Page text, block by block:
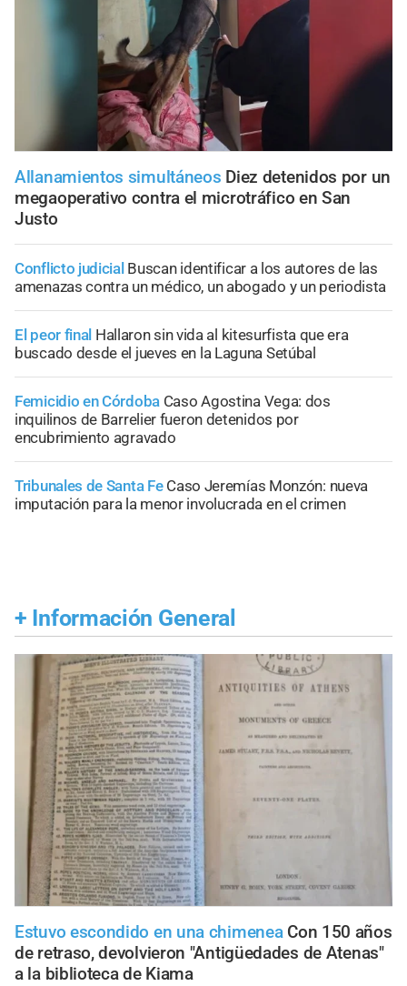
Allanamientos simultáneos Diez detenidos por un
megaoperativo contra el microtráfico en San
Justo
Conflicto judicial Buscan identificar a los autores de las
amenazas contra un médico, un abogado y un periodista
El peor final Hallaron sin vida al kitesurfista que era
buscado desde el jueves en la Laguna Setúbal
Femicidio en Córdoba Caso Agostina Vega: dos
inquilinos de Barrelier fueron detenidos por
encubrimiento agravado
Tribunales de Santa Fe Caso Jeremías Monzón: nueva
imputación para la menor involucrada en el crimen
+ Información General
Estuvo escondido en una chimenea Con 150 años
de retraso, devolvieron "Antigüedades de Atenas"
a la biblioteca de Kiama